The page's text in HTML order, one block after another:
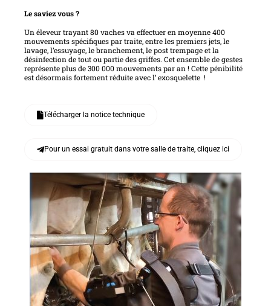
Le saviez vous ?
Un éleveur trayant 80 vaches va effectuer en moyenne 400
mouvements spécifiques par traite, entre les premiers jets, le
lavage, l’essuyage, le branchement, le post trempage et la
désinfection de tout ou partie des griffes. Cet ensemble de gestes
représente plus de 300 000 mouvements par an ! Cette pénibilité
est désormais fortement réduite avec l’ exosquelette !
Télécharger la notice technique
Pour un essai gratuit dans votre salle de traite, cliquez ici